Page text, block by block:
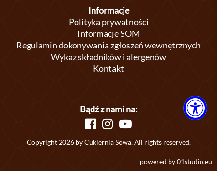
Informacje
Polityka prywatności
Informacje SOM
Regulamin dokonywania zgłoszeń wewnętrznych
Wykaz składników i alergenów
Kontakt
Bądź z nami na:
Copyright 2026 by Cukiernia Sowa. All rights reserved.
powered by01studio.eu